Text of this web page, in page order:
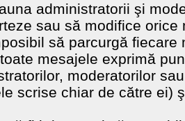
administratorii şi
sau să modifice
să parcurgă
mesajele exprimă
moderatorilor
scrise chiar de către ei)